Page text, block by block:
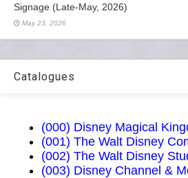
Signage (Late-May, 2026)
May 23, 2026
Catalogues
(000) Disney Magical
(001) The Walt Disney
(002) The Walt Disney
(003) Disney Channel &